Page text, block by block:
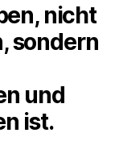
nicht
sondern
und
ist.